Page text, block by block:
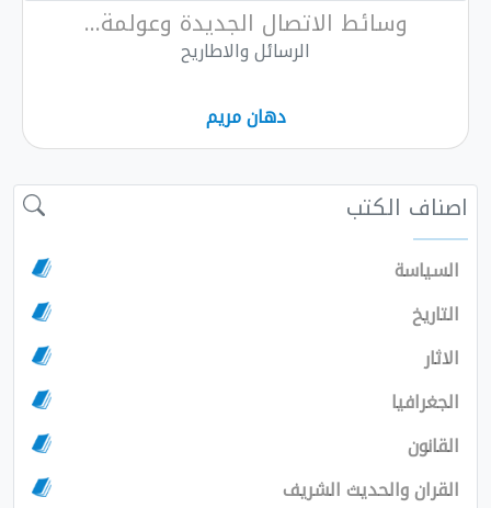
وسائط الاتصال الجديدة وعولمة...
الرسائل والاطاريح
دهان مريم
اصناف الكتب
السياسة
التاريخ
الاثار
الجغرافيا
القانون
القران والحديث الشريف